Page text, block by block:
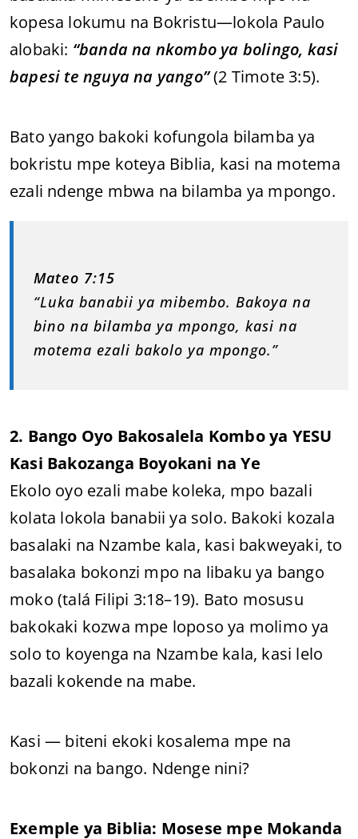
kopesa lokumu na Bokristu—lokola Paulo
alobaki: “banda na nkombo ya bolingo, kasi
bapesi te nguya na yango”(2 Timote 3:5).
Bato yango bakoki kofungola bilamba ya
bokristu mpe koteya Biblia, kasi na motema
ezali ndenge mbwa na bilamba ya mpongo.
Mateo 7:15
“Luka banabii ya mibembo. Bakoya na
bino na bilamba ya mpongo, kasi na
motema ezali bakolo ya mpongo.”
2. Bango Oyo Bakosalela Kombo ya YESU
Kasi Bakozanga Boyokani na Ye
Ekolo oyo ezali mabe koleka, mpo bazali
kolata lokola banabii ya solo. Bakoki kozala
basalaki na Nzambe kala, kasi bakweyaki, to
basalaka bokonzi mpo na libaku ya bango
moko (talá Filipi 3:18–19). Bato mosusu
bakokaki kozwa mpe loposo ya molimo ya
solo to koyenga na Nzambe kala, kasi lelo
bazali kokende na mabe.
Kasi — biteni ekoki kosalema mpe na
bokonzi na bango. Ndenge nini?
Exemple ya Biblia: Mosese mpe Mokanda